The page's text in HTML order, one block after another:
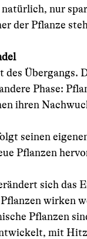
nur
der Pflanze
des Übergangs.
Phase:
ihren
seinen
Pflanzen
sich das
wirken
Pflanzen
mit